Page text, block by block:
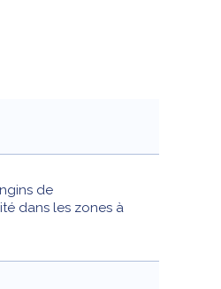
de
dans les zones à